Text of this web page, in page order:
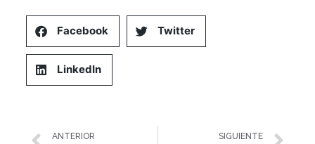
Facebook Twitter
LinkedIn
ANTERIOR SIGUIENTE